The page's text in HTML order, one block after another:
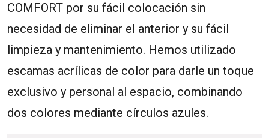
COMFORT por su fácil colocación sin
necesidad de eliminar el anterior y su fácil
limpieza y mantenimiento. Hemos utilizado
escamas acrílicas de color para darle un toque
exclusivo y personal al espacio, combinando
dos colores mediante círculos azules.